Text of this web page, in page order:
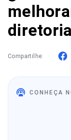
diretoria
Compartilhe:
CONHEÇA